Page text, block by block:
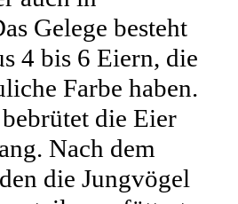
Gelege besteht
4 bis 6 Eiern, die
Farbe haben.
die Eier
Nach dem
die Jungvögel